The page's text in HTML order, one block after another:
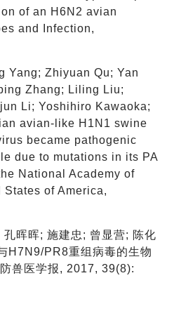
of an H6N2 avian
and Infection,
Yang; Zhiyuan Qu; Yan
Zhang; Liling Liu;
Li; Yoshihiro Kawaoka;
avian-like H1N1 swine
became pathogenic
due to mutations in its PA
National Academy of
of America,
晖晖; 施建忠; 曾显营; 陈化
H7N9/PR8重组病毒的生物
兽医学报, 2017, 39(8):